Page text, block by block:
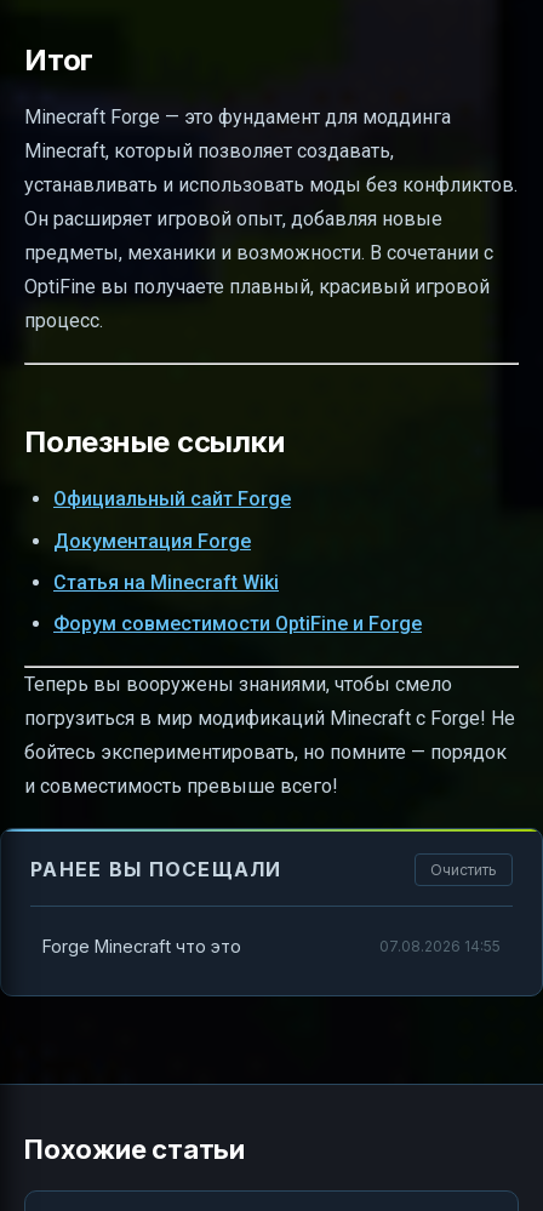
Итог
Minecraft Forge — это фундамент для моддинга
Minecraft, который позволяет создавать,
устанавливать и использовать моды без конфликтов.
Он расширяет игровой опыт, добавляя новые
предметы, механики и возможности. В сочетании с
OptiFine вы получаете плавный, красивый игровой
процесс.
Полезные ссылки
Официальный сайт Forge
Документация Forge
Статья на Minecraft Wiki
Форум совместимости OptiFine и Forge
Теперь вы вооружены знаниями, чтобы смело
погрузиться в мир модификаций Minecraft с Forge! Не
бойтесь экспериментировать, но помните — порядок
и совместимость превыше всего!
РАНЕЕ ВЫ ПОСЕЩАЛИ Очистить
Forge Minecraft что это 07.08.2026 14:55
Похожие статьи